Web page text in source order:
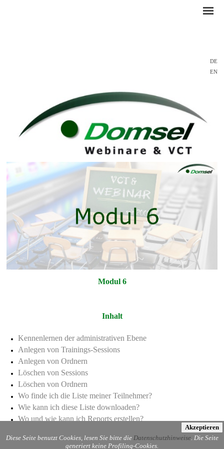
DE
EN
Modul 6
Inhalt
Kennenlernen der administrativen Ebene
Anlegen von Trainings-Sessions
Anlegen von Ordnern
Löschen von Sessions
Löschen von Ordnern
Wo finde ich die Liste meiner Teilnehmer?
Wie kann ich diese Liste downloaden?
Wo und wie kann ich Reports erstellen?
Diese Seite benutzt Cookies, lesen Sie bitte die Datenschutzhinweise. Die Seite
generiert keine Profiling-Cookies.
Akzeptieren